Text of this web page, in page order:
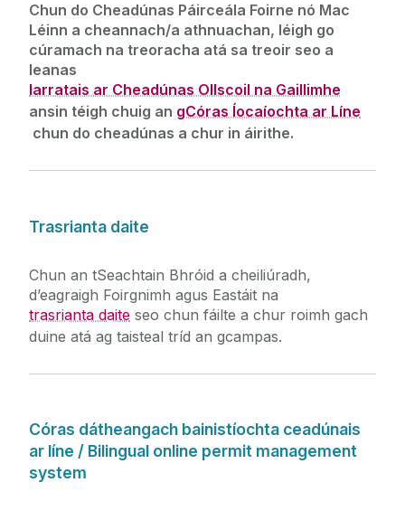
Saoráidí Spóirt an Daingin
Fuinneamh & Comhshaol
Cosc Dóiteáin
Tírdhreach & Cothabháil Tailte
Seirbhísí Poist
Bogadh Oifige
Páirceáil / Treoracha chuig & timpeall an
Champais
Ardaitheoirí
Chun do Cheadúnas Páirceála Foirne nó Mac
Léinn a cheannach/a athnuachan, léigh go
cúramach na treoracha atá sa treoir seo a
leanas
Iarratais ar Cheadúnas Ollscoil na Gaillimhe
ansin téigh chuig an gCóras Íocaíochta ar Líne
chun do cheadúnas a chur in áirithe.
Trasrianta daite
Chun an tSeachtain Bhróid a cheiliúradh,
d’eagraigh Foirgnimh agus Eastáit na
trasrianta daite seo chun fáilte a chur roimh gach
duine atá ag taisteal tríd an gcampas.
Córas dátheangach bainistíochta ceadúnais
ar líne / Bilingual online permit management
system